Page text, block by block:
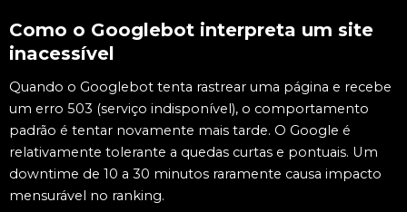
Como o Googlebot interpreta um site
inacessível
Quando o Googlebot tenta rastrear uma página e recebe
um erro 503 (serviço indisponível), o comportamento
padrão é tentar novamente mais tarde. O Google é
relativamente tolerante a quedas curtas e pontuais. Um
downtime de 10 a 30 minutos raramente causa impacto
mensurável no ranking.